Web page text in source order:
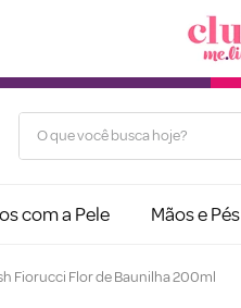
O que você busca hoje?
com a Pele Mãos e Pés
Fiorucci Flor de Baunilha 200ml